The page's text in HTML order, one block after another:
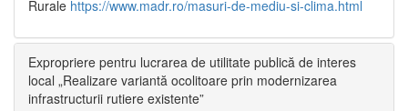
Rurale https://www.madr.ro/masuri-de-mediu-si-clima.html
Expropriere pentru lucrarea de utilitate publică de interes
local „Realizare variantă ocolitoare prin modernizarea
infrastructurii rutiere existente”